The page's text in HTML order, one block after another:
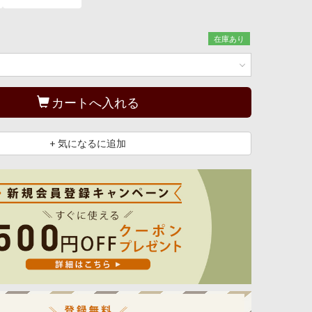
在庫あり
カートへ入れる
+ 気になるに追加